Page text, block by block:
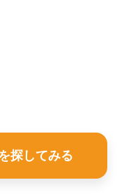
探してみる